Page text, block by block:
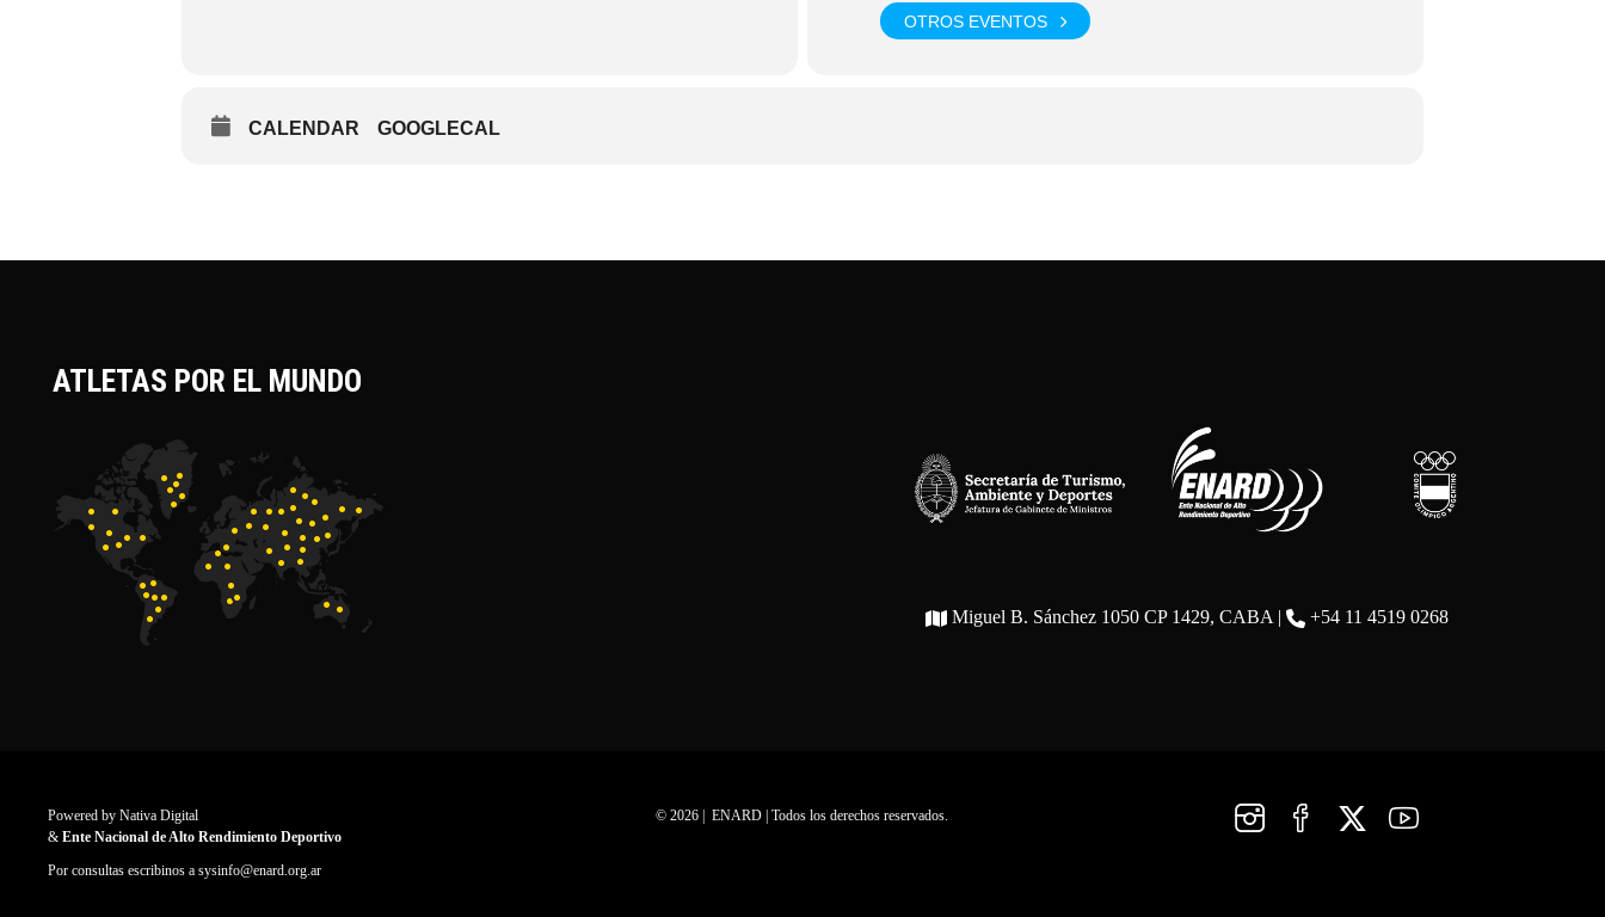
OTROS EVENTOS
CALENDAR GOOGLECAL
ATLETAS POR EL MUNDO
Miguel B. Sánchez 1050 CP 1429, CABA | +54 11 4519 0268
Powered by Nativa Digital
& Ente Nacional de Alto Rendimiento Deportivo
Por consultas escribinos a sysinfo@enard.org.ar
© 2026 | ENARD | Todos los derechos reservados.